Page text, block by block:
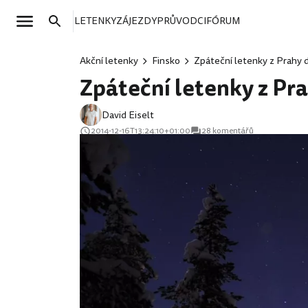
LETENKYZÁJEZDYPRŮVODCIFÓRUM
Akční letenky Finsko Zpáteční letenky z Prahy
Zpáteční letenky z
David Eiselt
2014-12-16T13:24:10+01:00 28 komentářů